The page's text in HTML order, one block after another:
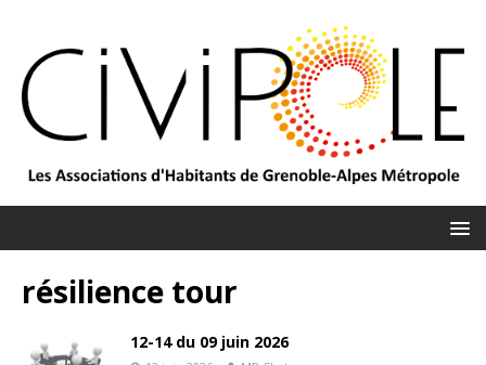
résilience tour
12-14 du 09 juin 2026